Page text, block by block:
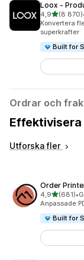
Loox ‑
4,9av 5(8 870)
8870
Konvertera
superkrafter
Built for
Ordrar och
Utforska fler
Order
4,9av 5(681)
681 •
Anpassade
Built for